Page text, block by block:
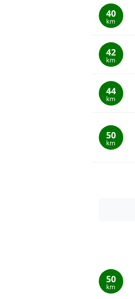
40
km
42
km
44
km
50
km
50
km